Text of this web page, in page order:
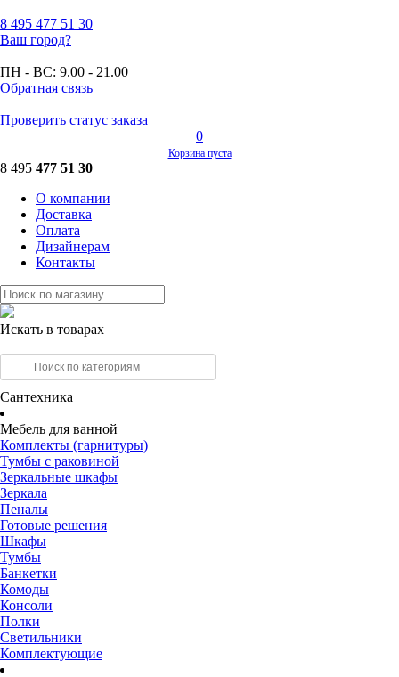
8 495 477 51 30
Ваш город?
ПН - ВС: 9.00 - 21.00
Обратная связь
Проверить статус заказа
0
Корзина пуста
8 495 477 51 30
О компании
Доставка
Оплата
Дизайнерам
Контакты
Искать в товарах
Сантехника
Мебель для ванной
Комплекты (гарнитуры)
Тумбы с раковиной
Зеркальные шкафы
Зеркала
Пеналы
Готовые решения
Шкафы
Тумбы
Банкетки
Комоды
Консоли
Полки
Светильники
Комплектующие